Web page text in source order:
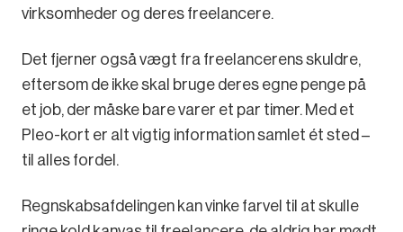
virksomheder og deres freelancere.
Det fjerner også vægt fra freelancerens skuldre,
eftersom de ikke skal bruge deres egne penge på
et job, der måske bare varer et par timer. Med et
Pleo-kort er alt vigtig information samlet ét sted –
til alles fordel.
Regnskabsafdelingen kan vinke farvel til at skulle